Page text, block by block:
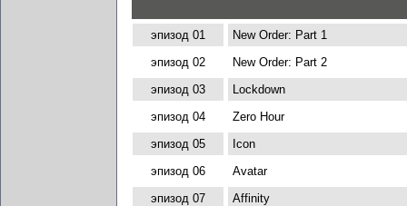
эпизод 01
New Order: Part 1
эпизод 02
New Order: Part 2
эпизод 03
Lockdown
эпизод 04
Zero Hour
эпизод 05
Icon
эпизод 06
Avatar
эпизод 07
Affinity